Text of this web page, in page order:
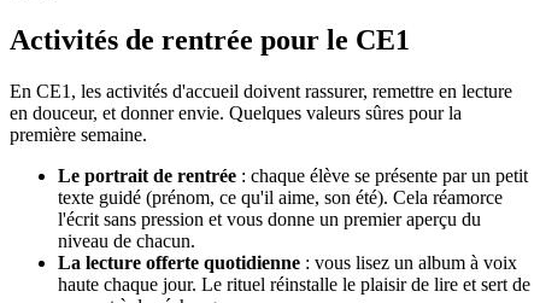
Activités de rentrée pour le CE1
En CE1, les activités d'accueil doivent rassurer, remettre en lecture
en douceur, et donner envie. Quelques valeurs sûres pour la
première semaine.
Le portrait de rentrée : chaque élève se présente par un petit
texte guidé (prénom, ce qu'il aime, son été). Cela réamorce
l'écrit sans pression et vous donne un premier aperçu du
niveau de chacun.
La lecture offerte quotidienne : vous lisez un album à voix
haute chaque jour. Le rituel réinstalle le plaisir de lire et sert de